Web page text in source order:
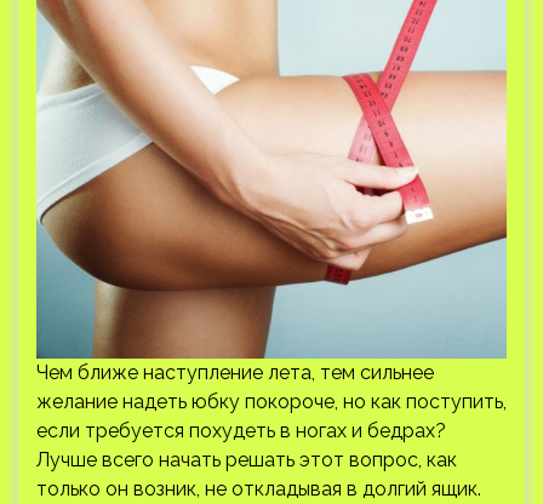
Чем ближе наступление лета, тем сильнее
желание надеть юбку покороче, но как поступить,
если требуется похудеть в ногах и бедрах?
Лучше всего начать решать этот вопрос, как
только он возник, не откладывая в долгий ящик.